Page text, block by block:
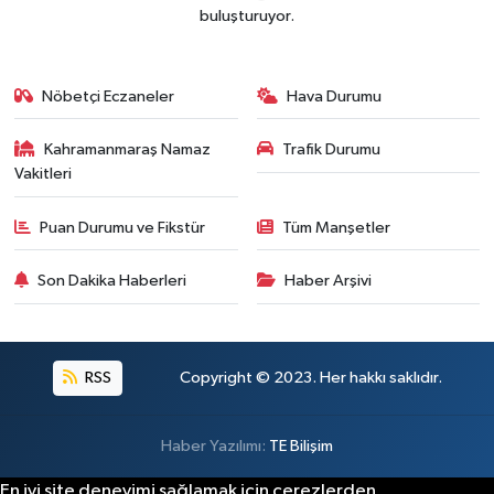
buluşturuyor.
Nöbetçi Eczaneler Hava Durumu
Kahramanmaraş Namaz
Vakitleri
Trafik Durumu
Puan Durumu ve Fikstür Tüm Manşetler
Son Dakika Haberleri Haber Arşivi
RSS Copyright © 2023. Her hakkı saklıdır.
Haber Yazılımı: TE Bilişim